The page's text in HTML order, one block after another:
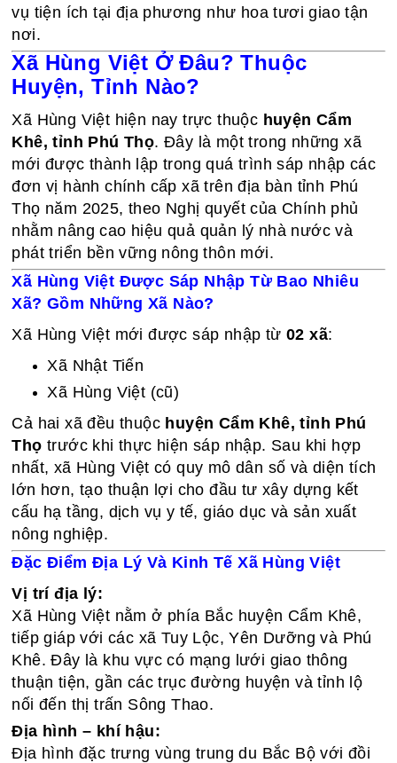
vụ tiện ích tại địa phương như hoa tươi giao tận
nơi.
Xã Hùng Việt Ở Đâu? Thuộc
Huyện, Tỉnh Nào?
Xã Hùng Việt hiện nay trực thuộc huyện Cẩm
Khê, tỉnh Phú Thọ. Đây là một trong những xã
mới được thành lập trong quá trình sáp nhập các
đơn vị hành chính cấp xã trên địa bàn tỉnh Phú
Thọ năm 2025, theo Nghị quyết của Chính phủ
nhằm nâng cao hiệu quả quản lý nhà nước và
phát triển bền vững nông thôn mới.
Xã Hùng Việt Được Sáp Nhập Từ Bao Nhiêu
Xã? Gồm Những Xã Nào?
Xã Hùng Việt mới được sáp nhập từ02 xã:
Xã Nhật Tiến
Xã Hùng Việt (cũ)
Cả hai xã đều thuộc huyện Cẩm Khê, tỉnh Phú
Thọ trước khi thực hiện sáp nhập. Sau khi hợp
nhất, xã Hùng Việt có quy mô dân số và diện tích
lớn hơn, tạo thuận lợi cho đầu tư xây dựng kết
cấu hạ tầng, dịch vụ y tế, giáo dục và sản xuất
nông nghiệp.
Đặc Điểm Địa Lý Và Kinh Tế Xã Hùng Việt
Vị trí địa lý:
Xã Hùng Việt nằm ở phía Bắc huyện Cẩm Khê,
tiếp giáp với các xã Tuy Lộc, Yên Dưỡng và Phú
Khê. Đây là khu vực có mạng lưới giao thông
thuận tiện, gần các trục đường huyện và tỉnh lộ
nối đến thị trấn Sông Thao.
Địa hình – khí hậu:
Địa hình đặc trưng vùng trung du Bắc Bộ với đồi